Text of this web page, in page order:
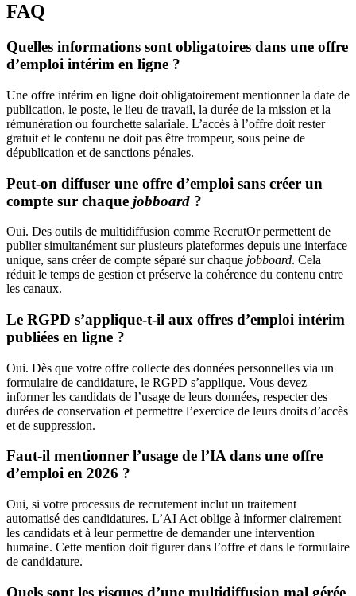
FAQ
Quelles informations sont obligatoires dans une offre
d’emploi intérim en ligne ?
Une offre intérim en ligne doit obligatoirement mentionner la date de
publication, le poste, le lieu de travail, la durée de la mission et la
rémunération ou fourchette salariale. L’accès à l’offre doit rester
gratuit et le contenu ne doit pas être trompeur, sous peine de
dépublication et de sanctions pénales.
Peut-on diffuser une offre d’emploi sans créer un
compte sur chaque jobboard ?
Oui. Des outils de multidiffusion comme RecrutOr permettent de
publier simultanément sur plusieurs plateformes depuis une interface
unique, sans créer de compte séparé sur chaque jobboard. Cela
réduit le temps de gestion et préserve la cohérence du contenu entre
les canaux.
Le RGPD s’applique-t-il aux offres d’emploi intérim
publiées en ligne ?
Oui. Dès que votre offre collecte des données personnelles via un
formulaire de candidature, le RGPD s’applique. Vous devez
informer les candidats de l’usage de leurs données, respecter des
durées de conservation et permettre l’exercice de leurs droits d’accès
et de suppression.
Faut-il mentionner l’usage de l’IA dans une offre
d’emploi en 2026 ?
Oui, si votre processus de recrutement inclut un traitement
automatisé des candidatures. L’AI Act oblige à informer clairement
les candidats et à leur permettre de demander une intervention
humaine. Cette mention doit figurer dans l’offre et dans le formulaire
de candidature.
Quels sont les risques d’une multidiffusion mal gérée